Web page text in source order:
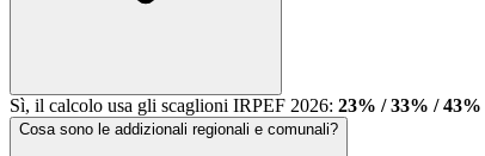
Sì, il calcolo usa gli scaglioni IRPEF 2026: 23% / 33% / 43%
Cosa sono le addizionali regionali e comunali?